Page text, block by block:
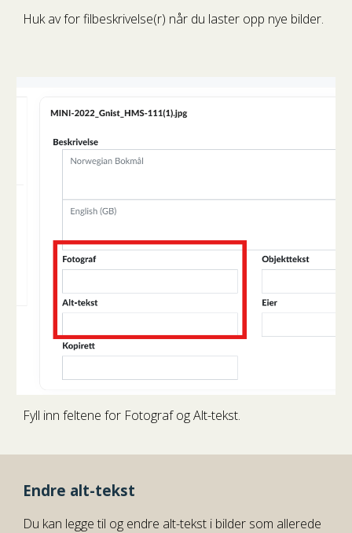
Huk av for filbeskrivelse(r) når du laster opp nye bilder.
Fyll inn feltene for Fotograf og Alt-tekst.
Endre alt-tekst
Du kan legge til og endre alt-tekst i bilder som allerede